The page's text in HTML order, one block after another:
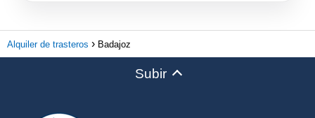
Alquiler de trasteros Badajoz
Subir